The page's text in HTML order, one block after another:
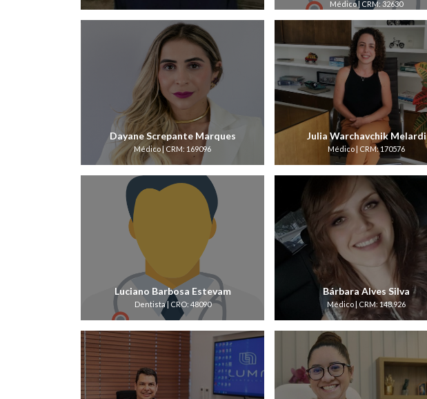
Médico | CRM: 32630
Dayane Screpante Marques
Médico | CRM: 169096
Julia Warchavchik Melardi
Médico | CRM: 170576
Luciano Barbosa Estevam
Dentista | CRO: 48090
Bárbara Alves Silva
Médico | CRM: 148.926